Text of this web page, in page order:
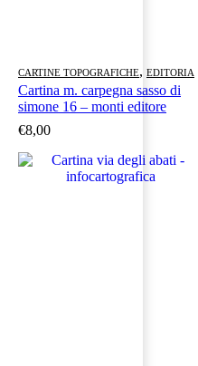
CARTINE TOPOGRAFICHE, EDITORIA
Cartina m. carpegna sasso di
simone 16 – monti editore
€8,00